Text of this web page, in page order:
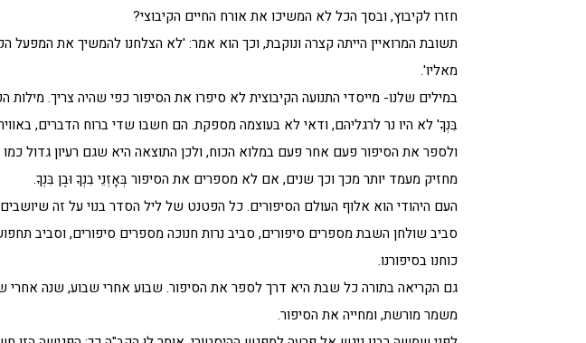
חזרו לקיבוץ, ובסך הכל לא המשיכו את אורח החיים הקיבוצי?
תשובת המרואיין הייתה קצרה ונוקבת, וכך הוא אמר: 'לא הצלחנו להמשיך את המפעל
מאליו'.
במילים שלנו- מייסדי התנועה הקיבוצית לא סיפרו את הסיפור כפי שהיה צריך. מילות
בִּנְךָ' לא היו נר לרגליהם, ודאי לא בעוצמה מספקת. הם חשבו שדי ברוח הדברים,
ולספר את הסיפור פעם אחר פעם במלוא הכוח, ולכן התוצאה היא שגם רעיון גדול כמו
מחזיק מעמד יותר מכך וכך שנים, אם לא מספרים את הסיפור בְּאָזְנֵי בִנְךָ וּבֶן בִּנְךָ.
העם היהודי הוא אלוף העולם הסיפורים. כל הפטנט של ליל הסדר בנוי על זה
סביב שולחן השבת מספרים סיפורים, סביב נרות חנוכה מספרים סיפורים, וסביב
כוחנו בסיפורנו.
גם הקריאה בתורה כל שבת היא דרך לספר את הסיפור. שבוע אחרי שבוע, שנה אחרי
משמר מורשת, ומחייה את הסיפור.